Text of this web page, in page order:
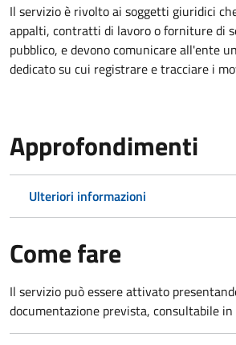
Il servizio è rivolto ai soggetti giuridici
appalti, contratti di lavoro o forniture di
pubblico, e devono comunicare all'ente
dedicato su cui registrare e tracciare i
Approfondimenti
Ulteriori informazioni
Come fare
Il servizio può essere attivato
documentazione prevista, consultabile in